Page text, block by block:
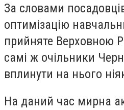
За словами
оптимізацію
прийняте Верховною
самі ж очільники
вплинути на нього
На даний час мирна